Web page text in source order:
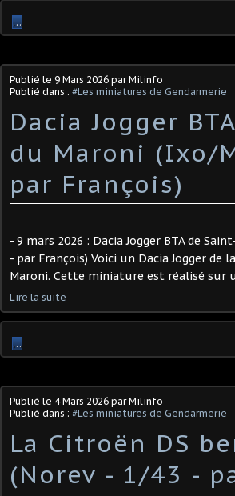
…
Publié le 9 Mars 2026 par Milinfo
Publié dans : #Les miniatures de Gendarmerie
Dacia Jogger
du Maroni (Ixo/
par François) ​
- 9 mars 2026 : Dacia Jogger BTA de
- par François) Voici un Dacia Jogger
Maroni. Cette miniature est réalisé sur
Lire la suite
…
Publié le 4 Mars 2026 par Milinfo
Publié dans : #Les miniatures de Gendarmerie
La Citroën DS
(Norev - 1/43 -